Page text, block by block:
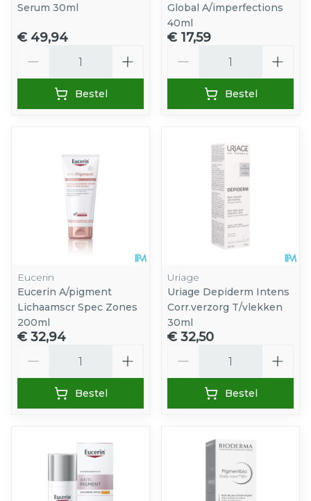
Serum 30ml
€ 49,94
Bestel
Global A/imperfections
40ml
€ 17,59
Bestel
Eucerin
Eucerin A/pigment
Lichaamscr Spec Zones
200ml
€ 32,94
Bestel
Uriage
Uriage Depiderm Intens
Corr.verzorg T/vlekken
30ml
€ 32,50
Bestel